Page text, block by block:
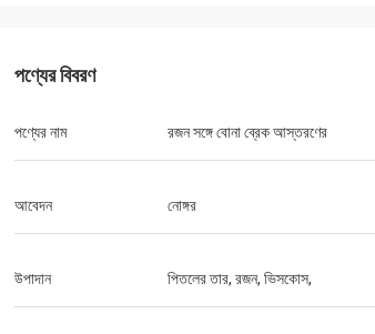
সময় ভাল এবং বলা যেতে পারে "সর্বোত্তম খরচ কর্মক্ষমতা"।
পণ্যের বিবরণ
পণ্যের নাম রজন সঙ্গে বোনা ব্রেক আস্তরণের
আবেদন নোঙ্গর
উপাদান পিতলের তার, রজন, ভিসকোস,